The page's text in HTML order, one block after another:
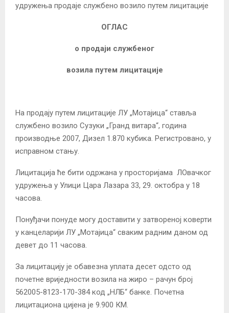
удружења продаје службено возило путем лицитације
ОГЛАС
о продаји службеног
возила путем лицитације
На продају путем лицитације ЛУ „Мотајица“ ставља
службено возило Сузуки „Гранд витара“, година
производње 2007, Дизел 1.870 кубика. Регистровано, у
исправном стању.
Лицитација ће бити одржана у просторијама ЛОвачког
удружења у Улици Цара Лазара 33, 29. октобра у 18
часова.
Понуђачи понуде могу доставити у затвореној коверти
у канцеларији ЛУ „Мотајица“ сваким радним даном од
девет до 11 часова.
За лицитацију је обавезна уплата десет одсто од
почетне вриједности возила на жиро – рачун број
562005-8123-170-384 код „НЛБ“ банке. Почетна
лицитациона цијена је 9.900 КМ.